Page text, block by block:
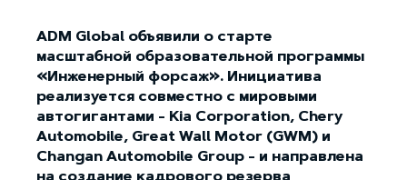
ADM Global объявили о старте
масштабной образовательной программы
«Инженерный форсаж». Инициатива
реализуется совместно с мировыми
автогигантами - Kia Corporation, Chery
Automobile, Great Wall Motor (GWM) и
Сhangan Automobile Group - и направлена